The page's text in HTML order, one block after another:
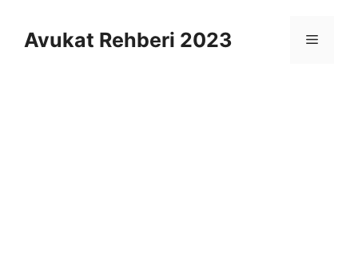
Avukat Rehberi 2023 Menü